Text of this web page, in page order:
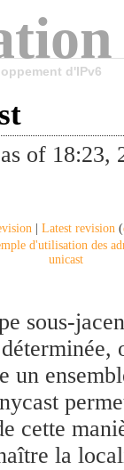
d'IPv6
of 18:23,
Latest revision (
d'utilisation des
unicast
sous-
un
cette
la